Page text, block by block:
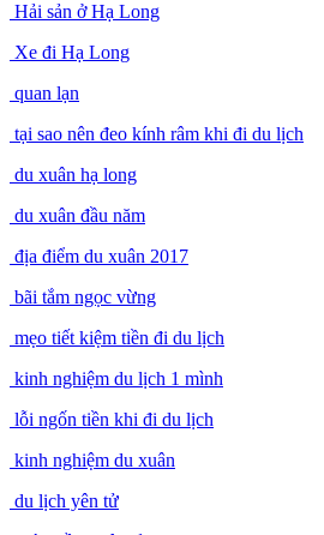
Hải sản ở Hạ Long
Xe đi Hạ Long
quan lạn
tại sao nên đeo kính râm khi đi du lịch
du xuân hạ long
du xuân đầu năm
địa điểm du xuân 2017
bãi tắm ngọc vừng
mẹo tiết kiệm tiền đi du lịch
kinh nghiệm du lịch 1 mình
lỗi ngốn tiền khi đi du lịch
kinh nghiệm du xuân
du lịch yên tử